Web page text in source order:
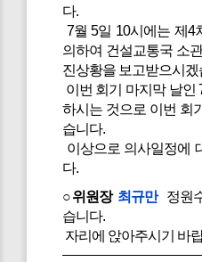
다.
7월 5일 10시에는 제4
의하여 건설교통국 소
진상황을 보고받으시겠
이번 회기 마지막 날인
하시는 것으로 이번 회
습니다.
이상으로 의사일정에
다.
○위원장 최규만정원
습니다.
자리에 앉아주시기 바